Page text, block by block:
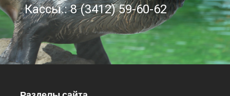
Кассы.: 8 (3412) 59-60-62